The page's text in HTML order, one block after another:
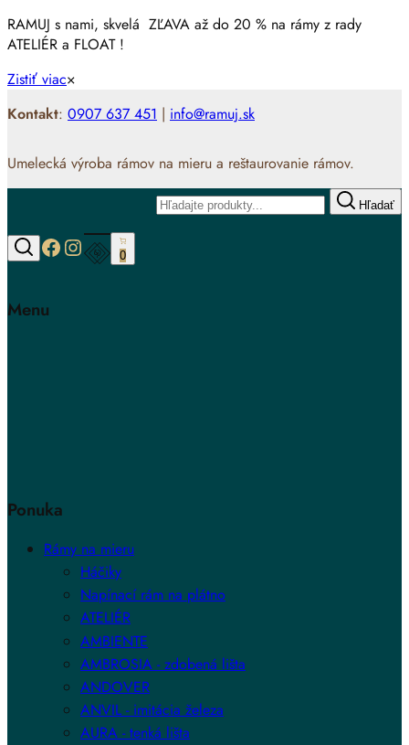
RAMUJ s nami, skvelá ZĽAVA až do 20 % na rámy z rady
ATELIÉR a FLOAT !
Zistiť viac×
Kontakt: 0907 637 451 | info@ramuj.sk
Umelecká výroba rámov na mieru a reštaurovanie rámov.
Hľadať
Hľadať
https://www.facebook.com/
https://www.instagram.com/ramuj.sk
0
Menu
Ponuka
Rámy na mieru
Háčiky
Napínací rám na plátno
ATELIÉR
AMBIENTE
AMBROSIA - zdobená lišta
ANDOVER
ANVIL - imitácia železa
AURA - tenká lišta